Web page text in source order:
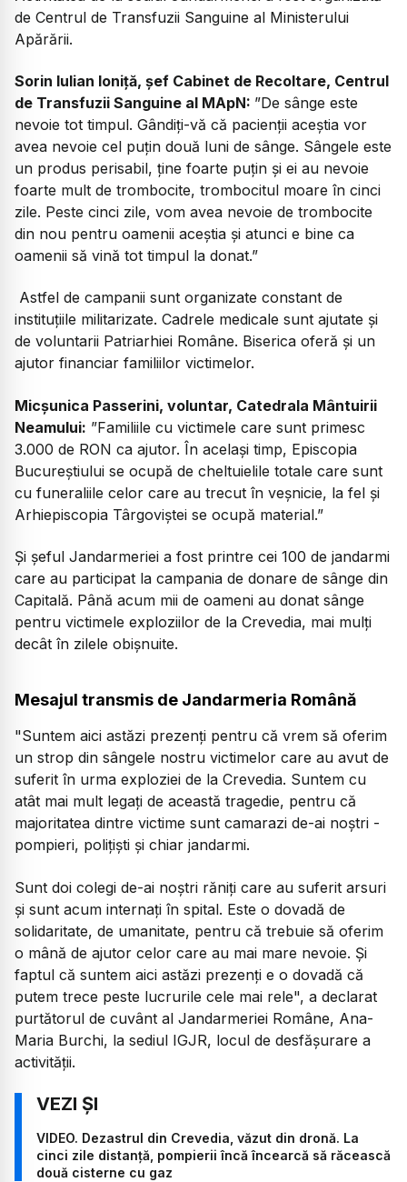
de Centrul de Transfuzii Sanguine al Ministerului
Apărării.
Sorin Iulian Ioniță, șef Cabinet de Recoltare, Centrul
de Transfuzii Sanguine al MApN: ”De sânge este
nevoie tot timpul. Gândiți-vă că pacienții aceștia vor
avea nevoie cel puțin două luni de sânge. Sângele este
un produs perisabil, ține foarte puțin și ei au nevoie
foarte mult de trombocite, trombocitul moare în cinci
zile. Peste cinci zile, vom avea nevoie de trombocite
din nou pentru oamenii aceștia și atunci e bine ca
oamenii să vină tot timpul la donat.”
Astfel de campanii sunt organizate constant de
instituțiile militarizate. Cadrele medicale sunt ajutate și
de voluntarii Patriarhiei Române. Biserica oferă și un
ajutor financiar familiilor victimelor.
Micșunica Passerini, voluntar, Catedrala Mântuirii
Neamului: ”Familiile cu victimele care sunt primesc
3.000 de RON ca ajutor. În același timp, Episcopia
Bucureștiului se ocupă de cheltuielile totale care sunt
cu funeraliile celor care au trecut în veșnicie, la fel și
Arhiepiscopia Târgoviștei se ocupă material.”
Și șeful Jandarmeriei a fost printre cei 100 de jandarmi
care au participat la campania de donare de sânge din
Capitală. Până acum mii de oameni au donat sânge
pentru victimele exploziilor de la Crevedia, mai mulți
decât în zilele obișnuite.
Mesajul transmis de Jandarmeria Română
"Suntem aici astăzi prezenţi pentru că vrem să oferim
un strop din sângele nostru victimelor care au avut de
suferit în urma exploziei de la Crevedia. Suntem cu
atât mai mult legaţi de această tragedie, pentru că
majoritatea dintre victime sunt camarazi de-ai noştri -
pompieri, poliţişti şi chiar jandarmi.
Sunt doi colegi de-ai noştri răniţi care au suferit arsuri
şi sunt acum internaţi în spital. Este o dovadă de
solidaritate, de umanitate, pentru că trebuie să oferim
o mână de ajutor celor care au mai mare nevoie. Şi
faptul că suntem aici astăzi prezenţi e o dovadă că
putem trece peste lucrurile cele mai rele", a declarat
purtătorul de cuvânt al Jandarmeriei Române, Ana-
Maria Burchi, la sediul IGJR, locul de desfăşurare a
activităţii.
VIDEO. Dezastrul din Crevedia, văzut din dronă. La
cinci zile distanță, pompierii încă încearcă să răcească
două cisterne cu gaz